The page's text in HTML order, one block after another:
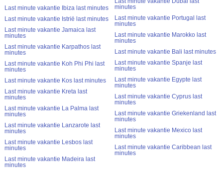
Last minute vakantie Ibiza last minutes
Last minute vakantie Istrië last minutes
Last minute vakantie Jamaica last
minutes
Last minute vakantie Karpathos last
minutes
Last minute vakantie Koh Phi Phi last
minutes
Last minute vakantie Kos last minutes
Last minute vakantie Kreta last
minutes
Last minute vakantie La Palma last
minutes
Last minute vakantie Lanzarote last
minutes
Last minute vakantie Lesbos last
minutes
Last minute vakantie Madeira last
minutes
minutes
Last minute vakantie Portugal last
minutes
Last minute vakantie Marokko last
minutes
Last minute vakantie Bali last minutes
Last minute vakantie Spanje last
minutes
Last minute vakantie Egypte last
minutes
Last minute vakantie Cyprus last
minutes
Last minute vakantie Griekenland last
minutes
Last minute vakantie Mexico last
minutes
Last minute vakantie Caribbean last
minutes